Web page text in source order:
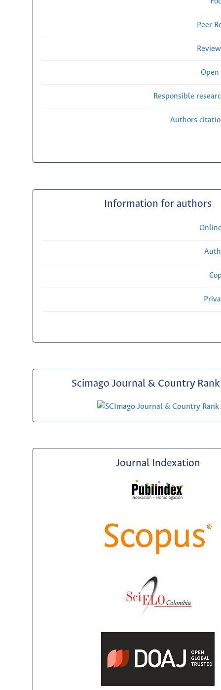
Peer
Open
Responsible
Authors
Information for authors
Scimago Journal & Country Rank
Journal Indexation